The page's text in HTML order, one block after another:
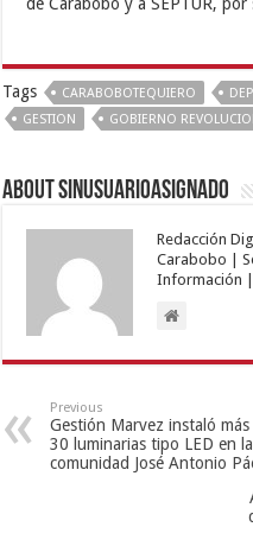
Tags CARABOBOTEQUIERO
GESTION
GOBIERNO
About sinusuarioasignado
Redacción
Carabobo |
Información |
Previous
Gestión Marvez instaló más
30 luminarias tipo LED en la
comunidad José Antonio